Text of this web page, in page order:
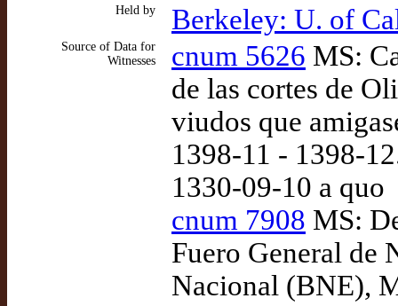
Held by Berkeley: U. of
Source of Data for
Witnesses
cnum 5626 MS:
de las cortes de
viudos que
1398-11 - 1398-
1330-09-10 a quo
cnum 7908 MS:
Fuero General de
Nacional (BNE),